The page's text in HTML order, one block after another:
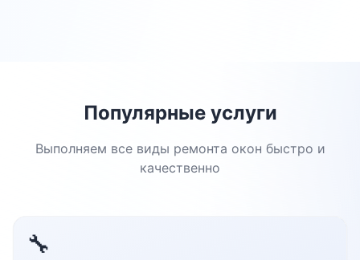
Популярные услуги
Выполняем все виды ремонта окон быстро и
качественно
🔧